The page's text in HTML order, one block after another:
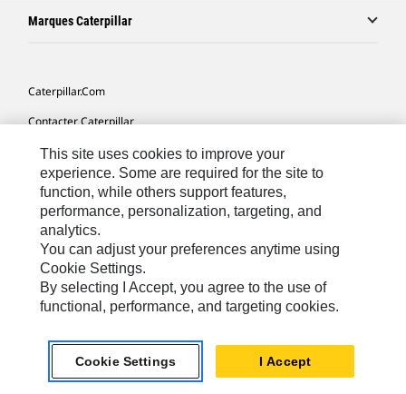
Marques Caterpillar
Caterpillar.com
Contacter Caterpillar
Mes Préférences Marketing
Plan Du Site
Cookie Settings
Légales
Confidentialité
Europe - Français© 2026 Caterpillar. Tous droits réservés.
This site uses cookies to improve your
experience. Some are required for the site to
function, while others support features,
performance, personalization, targeting, and
analytics.
You can adjust your preferences anytime using
Cookie Settings.
By selecting I Accept, you agree to the use of
functional, performance, and targeting cookies.
Cookie Settings I Accept